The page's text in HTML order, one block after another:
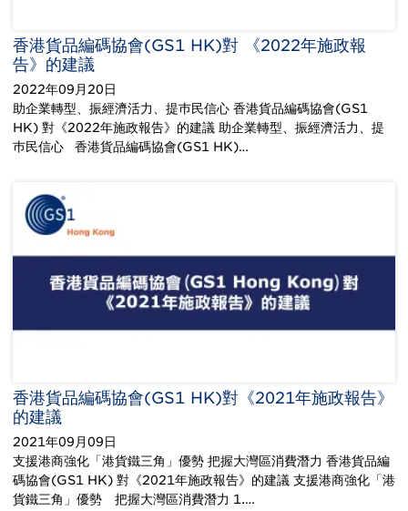
香港貨品編碼協會(GS1 HK)對 《2022年施政報
告》的建議
2022年09月20日
助企業轉型、振經濟活力、提巿民信心 香港貨品編碼協會(GS1
HK) 對《2022年施政報告》的建議 助企業轉型、振經濟活力、提
巿民信心 香港貨品編碼協會(GS1 HK)…
香港貨品編碼協會(GS1 HK)對《2021年施政報告》
的建議
2021年09月09日
支援港商強化「港貨鐵三角」優勢 把握大灣區消費潛力 香港貨品編
碼協會(GS1 HK) 對《2021年施政報告》的建議 支援港商強化「港
貨鐵三角」優勢 把握大灣區消費潛力 1.…